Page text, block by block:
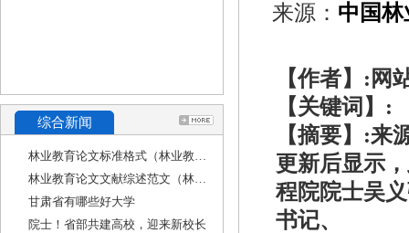
综合新闻
林业教育论文标准格式（林业教育论文标准格式
林业教育论文文献综述范文（林学专业毕业论文
甘肃省有哪些好大学
院士！省部共建高校，迎来新校长
来源： 中国
【作者】:网
【关键词】:
【摘要】:来
更新后显示
程院院士吴
书记、